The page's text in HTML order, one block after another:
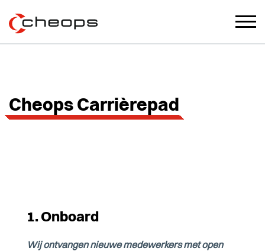
Cheops Carrièrepad
1. Onboard
Wij ontvangen nieuwe medewerkers met open